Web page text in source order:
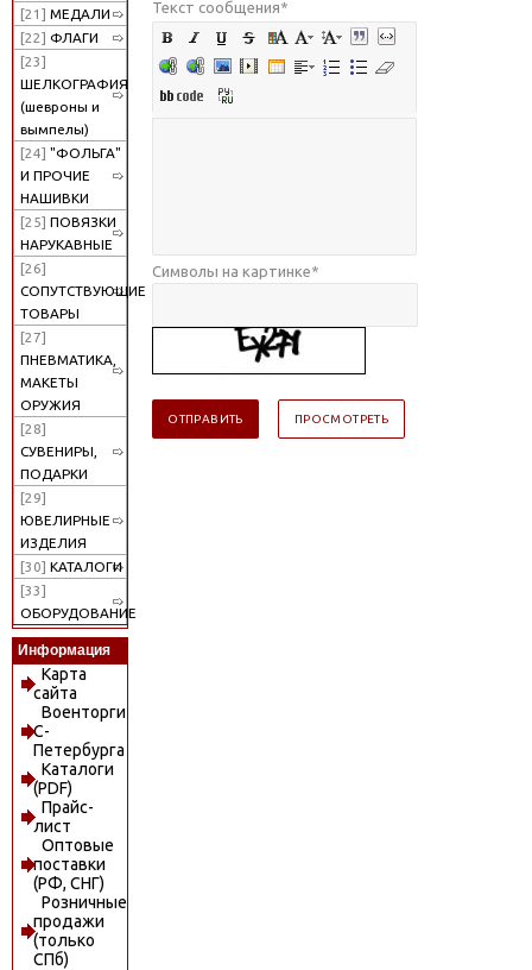
[21] МЕДАЛИ
[22] ФЛАГИ
[23]
ШЕЛКОГРАФИЯ
(шевроны и
вымпелы)
[24] "ФОЛЬГА"
И ПРОЧИЕ
НАШИВКИ
[25] ПОВЯЗКИ
НАРУКАВНЫЕ
[26]
СОПУТСТВУЮЩИЕ
ТОВАРЫ
[27]
ПНЕВМАТИКА,
МАКЕТЫ
ОРУЖИЯ
[28]
СУВЕНИРЫ,
ПОДАРКИ
[29]
ЮВЕЛИРНЫЕ
ИЗДЕЛИЯ
[30] КАТАЛОГИ
[33]
ОБОРУДОВАНИЕ
Информация
Карта
сайта
Военторги
С-
Петербурга
Каталоги
(PDF)
Прайс-
лист
Оптовые
поставки
(РФ, СНГ)
Розничные
продажи
(только
СПб)
Текст сообщения*
Символы на картинке*